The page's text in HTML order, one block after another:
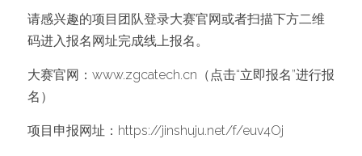
请感兴趣的项目团队登录大赛官网或者扫描下方二维
码进入报名网址完成线上报名。
大赛官网： www.zgcatech.cn （点击“立即报名”进行报
名）
项目申报网址： https://jinshuju.net/f/euv4Oj